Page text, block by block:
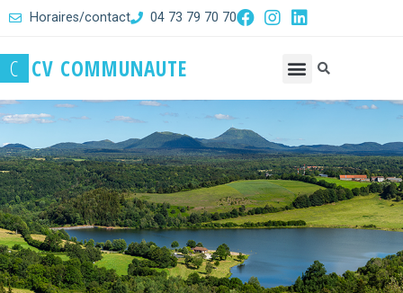
Horaires/contact 04 73 79 70 70
C CV COMMUNAUTE